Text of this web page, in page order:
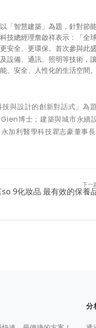
「智慧建築」為題，針對節
技總經理詹啟祥表示：「全
安全、更環保。首次參與此
設備、通訊、照明等技術，
、安全、人性化的生活空間。
與設計的創新對話式」為
博士；建築與城市永續
加利醫學科技瞿志豪董事
下一
9化妝品 最有效的保養
分